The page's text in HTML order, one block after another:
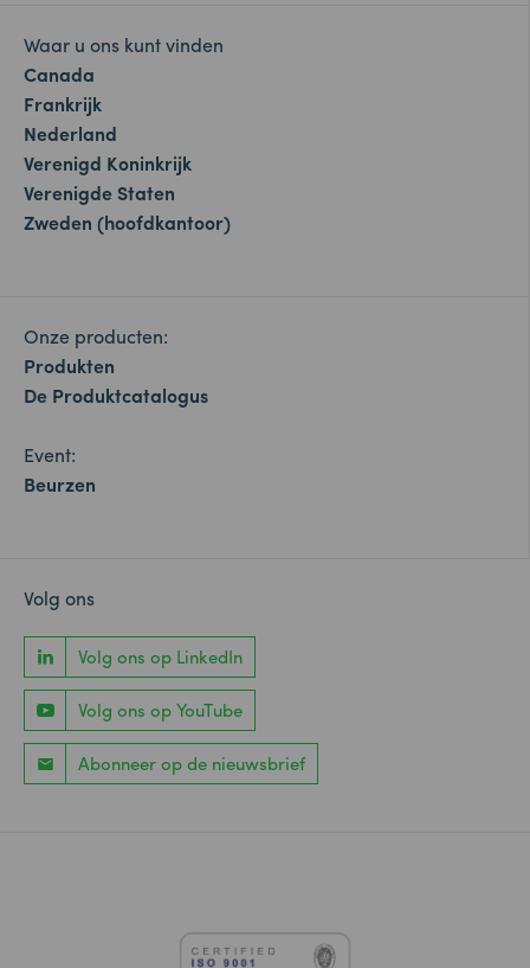
Waar u ons kunt vinden
Canada
Frankrijk
Nederland
Verenigd Koninkrijk
Verenigde Staten
Zweden (hoofdkantoor)
Onze producten:
Produkten
De Produktcatalogus
Event:
Beurzen
Volg ons
Volg ons op LinkedIn
Volg ons op YouTube
Abonneer op de nieuwsbrief